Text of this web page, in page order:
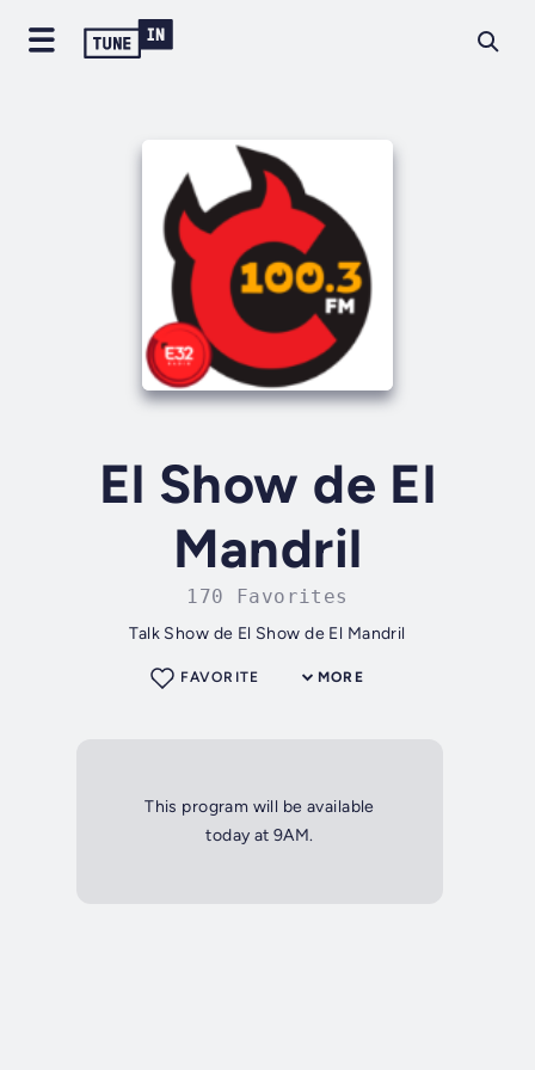
El Show de El
Mandril
170 Favorites
Talk Show de El Show de El Mandril
MORE
FAVORITE
This program will be available
today at 9AM.